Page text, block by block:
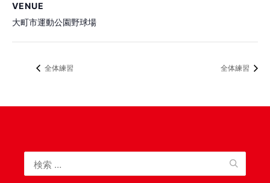
VENUE
大町市運動公園野球場
全体練習 全体練習